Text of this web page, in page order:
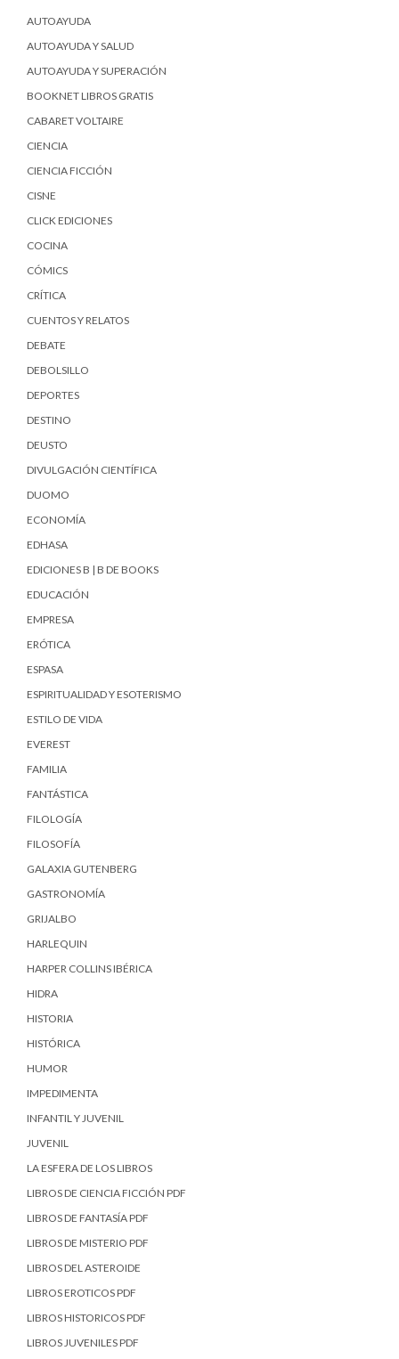
AUTOAYUDA
AUTOAYUDA Y SALUD
AUTOAYUDA Y SUPERACIÓN
BOOKNET LIBROS GRATIS
CABARET VOLTAIRE
CIENCIA
CIENCIA FICCIÓN
CISNE
CLICK EDICIONES
COCINA
CÓMICS
CRÍTICA
CUENTOS Y RELATOS
DEBATE
DEBOLSILLO
DEPORTES
DESTINO
DEUSTO
DIVULGACIÓN CIENTÍFICA
DUOMO
ECONOMÍA
EDHASA
EDICIONES B | B DE BOOKS
EDUCACIÓN
EMPRESA
ERÓTICA
ESPASA
ESPIRITUALIDAD Y ESOTERISMO
ESTILO DE VIDA
EVEREST
FAMILIA
FANTÁSTICA
FILOLOGÍA
FILOSOFÍA
GALAXIA GUTENBERG
GASTRONOMÍA
GRIJALBO
HARLEQUIN
HARPER COLLINS IBÉRICA
HIDRA
HISTORIA
HISTÓRICA
HUMOR
IMPEDIMENTA
INFANTIL Y JUVENIL
JUVENIL
LA ESFERA DE LOS LIBROS
LIBROS DE CIENCIA FICCIÓN PDF
LIBROS DE FANTASÍA PDF
LIBROS DE MISTERIO PDF
LIBROS DEL ASTEROIDE
LIBROS EROTICOS PDF
LIBROS HISTORICOS PDF
LIBROS JUVENILES PDF